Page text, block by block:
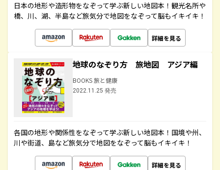
日本の地形や造形物をなぞって学ぶ新しい地図本！観光名所や
橋、川、湖、半島など旅気分で地図をなぞって脳もイキイキ！
詳細を見る
地球のなぞり方 旅地図 アジア編
BOOKS 旅と健康
2022.11.25 発売
各国の地形や関係性をなぞって学ぶ新しい地図本！国境や州、
川や街道、島など旅気分で地図をなぞって脳もイキイキ！
詳細を見る